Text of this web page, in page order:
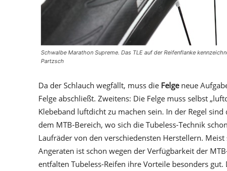
Schwalbe Marathon Supreme. Das TLE auf der Reifenflanke
Partzsch
Da der Schlauch wegfällt, muss die Felgeneue
Felge abschließt. Zweitens: Die Felge muss selbst
Klebeband luftdicht zu machen sein. In der Regel
dem MTB-Bereich, wo sich die Tubeless-Technik
Laufräder von den verschiedensten Herstellern. Meist
Angeraten ist schon wegen der Verfügbarkeit der
entfalten Tubeless-Reifen ihre Vorteile besonders